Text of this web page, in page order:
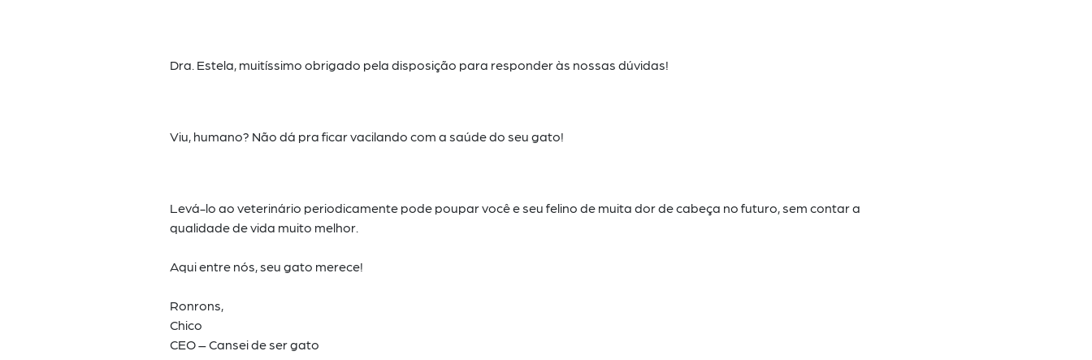
Dra. Estela, muitíssimo obrigado pela disposição para responder às nossas dúvidas!
Viu, humano? Não dá pra ficar vacilando com a saúde do seu gato!
Levá-lo ao veterinário periodicamente pode poupar você e seu felino de muita dor de cabeça no futuro, sem contar a
qualidade de vida muito melhor.
Aqui entre nós, seu gato merece!
Ronrons,
Chico
CEO – Cansei de ser gato